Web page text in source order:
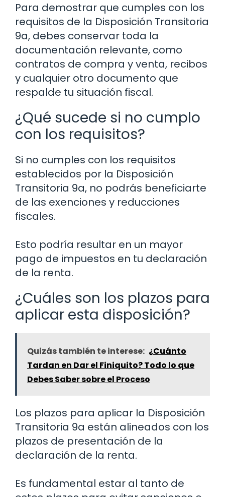
Para demostrar que cumples con los
requisitos de la Disposición Transitoria
9a, debes conservar toda la
documentación relevante, como
contratos de compra y venta, recibos
y cualquier otro documento que
respalde tu situación fiscal.
¿Qué sucede si no cumplo
con los requisitos?
Si no cumples con los requisitos
establecidos por la Disposición
Transitoria 9a, no podrás beneficiarte
de las exenciones y reducciones
fiscales.
Esto podría resultar en un mayor
pago de impuestos en tu declaración
de la renta.
¿Cuáles son los plazos para
aplicar esta disposición?
Quizás también te interese: ¿Cuánto
Tardan en Dar el Finiquito? Todo lo que
Debes Saber sobre el Proceso
Los plazos para aplicar la Disposición
Transitoria 9a están alineados con los
plazos de presentación de la
declaración de la renta.
Es fundamental estar al tanto de